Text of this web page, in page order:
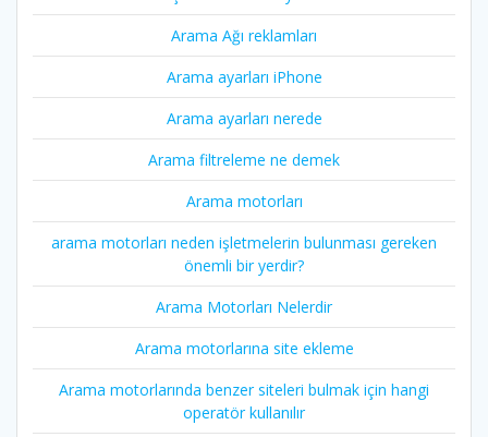
Arama Ağı reklamları
Arama ayarları iPhone
Arama ayarları nerede
Arama filtreleme ne demek
Arama motorları
arama motorları neden işletmelerin bulunması gereken
önemli bir yerdir?
Arama Motorları Nelerdir
Arama motorlarına site ekleme
Arama motorlarında benzer siteleri bulmak için hangi
operatör kullanılır